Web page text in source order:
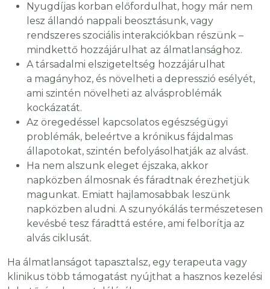
Nyugdíjas korban előfordulhat, hogy már nem
lesz állandó nappali beosztásunk, vagy
rendszeres szociális interakciókban részünk –
mindkettő hozzájárulhat az álmatlansághoz.
A társadalmi elszigeteltség hozzájárulhat
a magányhoz, és növelheti a depresszió esélyét,
ami szintén növelheti az alvásproblémák
kockázatát.
Az öregedéssel kapcsolatos egészségügyi
problémák, beleértve a krónikus fájdalmas
állapotokat, szintén befolyásolhatják az alvást.
Ha nem alszunk eleget éjszaka, akkor
napközben álmosnak és fáradtnak érezhetjük
magunkat. Emiatt hajlamosabbak leszünk
napközben aludni. A szunyókálás természetesen
kevésbé tesz fáradttá estére, ami felborítja az
alvás ciklusát.
Ha álmatlanságot tapasztalsz, egy terapeuta vagy
klinikus több támogatást nyújthat a hasznos kezelési